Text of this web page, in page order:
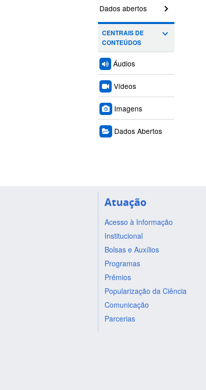
Dados abertos
CENTRAIS DE
CONTEÚDOS
Áudios
Vídeos
Imagens
Dados Abertos
Atuação
Acesso à Informação
Institucional
Bolsas e Auxílios
Programas
Prêmios
Popularização da Ciência
Comunicação
Parcerias